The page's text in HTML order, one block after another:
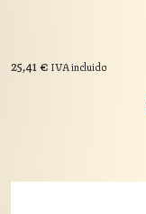
25,41€ IVA incluido